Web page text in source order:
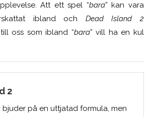
Att ett spel “bara” kan vara
ibland och Dead Island 2
oss som ibland “bara” vill ha en kul
2
bjuder på en uttjatad formula, men